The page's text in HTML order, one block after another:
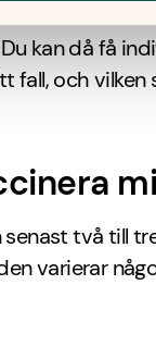
kan då få
fall, och
två till
varierar